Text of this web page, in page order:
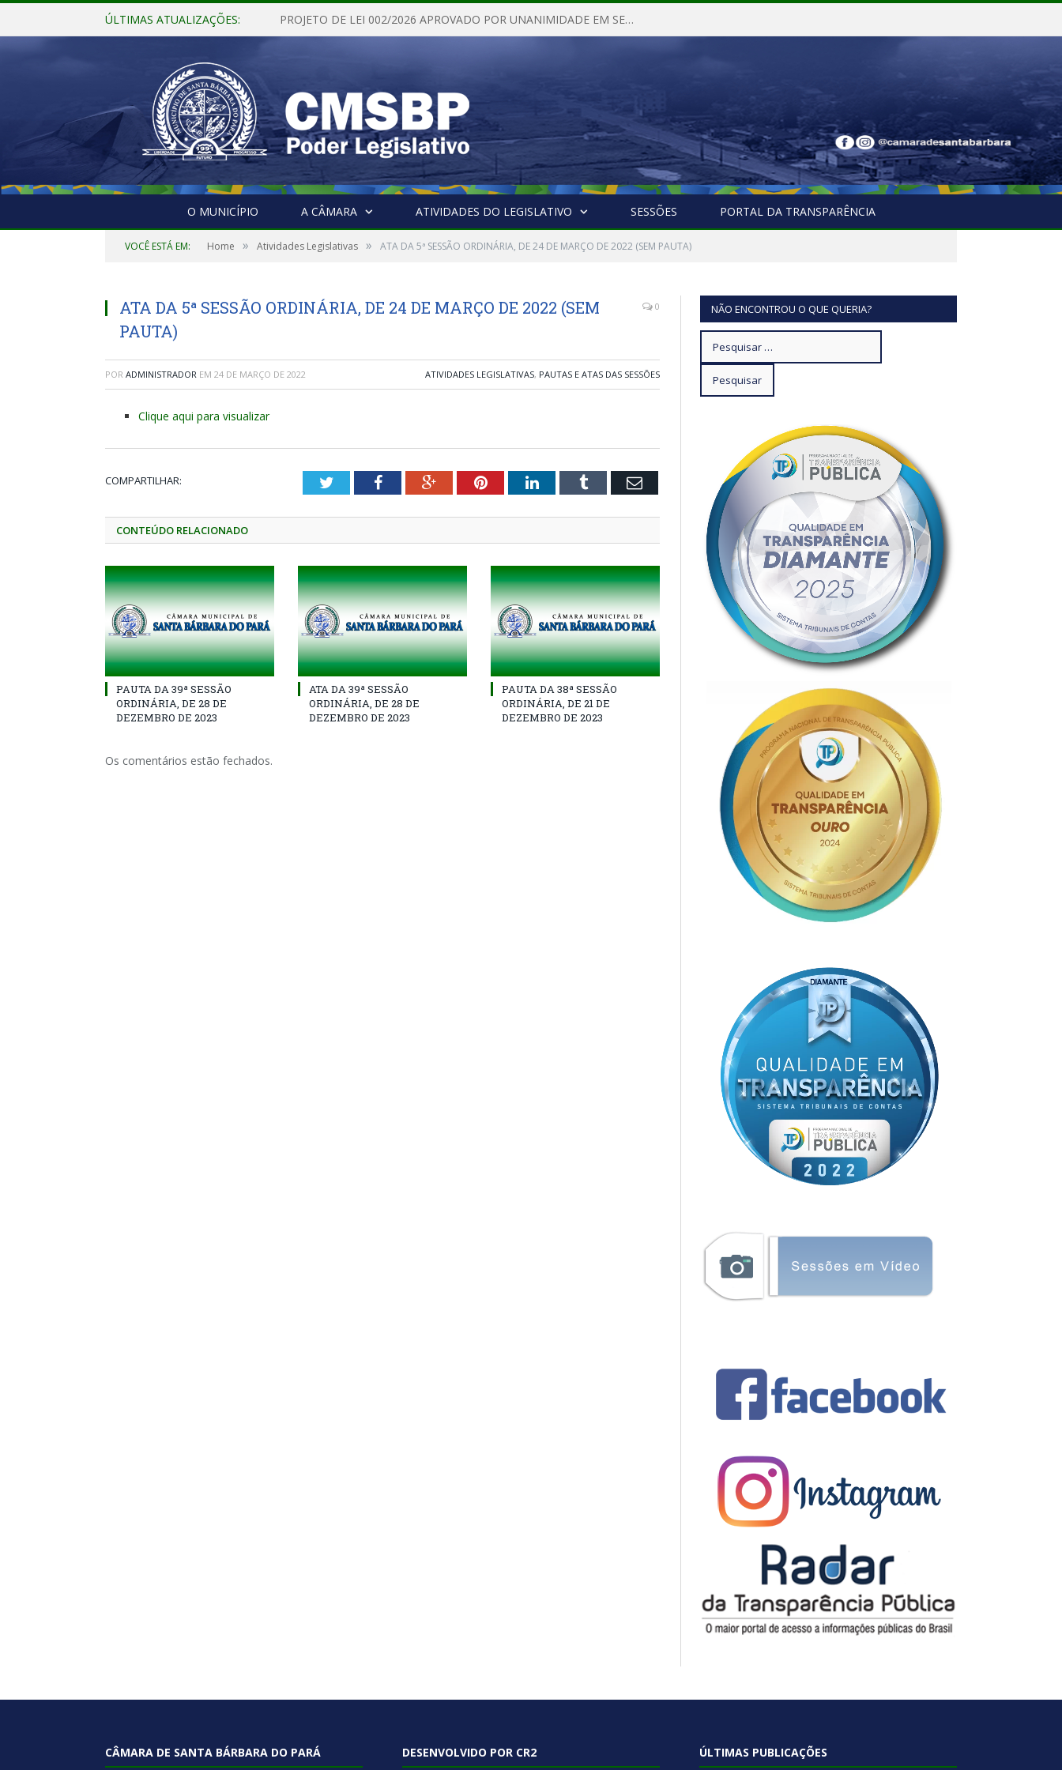
ÚLTIMAS ATUALIZAÇÕES: PROJETO DE LEI 002/2026 APROVADO POR UNANIMIDADE EM SESSÃO ORDINÁRIA NESTA QUINTA – FEIRA 28 DE MAIO DE 2026
O MUNICÍPIO A CÂMARA ATIVIDADES DO LEGISLATIVO SESSÕES PORTAL DA TRANSPARÊNCIA
VOCÊ ESTÁ EM: Home » Atividades Legislativas » ATA DA 5ª SESSÃO ORDINÁRIA, DE 24 DE MARÇO DE 2022 (SEM PAUTA)
ATA DA 5ª SESSÃO ORDINÁRIA, DE 24 DE MARÇO DE 2022 (SEM
PAUTA)
0
POR ADMINISTRADOR EM 24 DE MARÇO DE 2022 ATIVIDADES LEGISLATIVAS, PAUTAS E ATAS DAS SESSÕES
Clique aqui para visualizar
COMPARTILHAR: TwitterFacebookGoogle+PinterestLinkedInTumblr Email
CONTEÚDO RELACIONADO
PAUTA DA 39ª SESSÃO
ORDINÁRIA, DE 28 DE
DEZEMBRO DE 2023
ATA DA 39ª SESSÃO
ORDINÁRIA, DE 28 DE
DEZEMBRO DE 2023
PAUTA DA 38ª SESSÃO
ORDINÁRIA, DE 21 DE
DEZEMBRO DE 2023
Os comentários estão fechados.
NÃO ENCONTROU O QUE QUERIA?
CÂMARA DE SANTA BÁRBARA DO PARÁ DESENVOLVIDO POR CR2 ÚLTIMAS PUBLICAÇÕES